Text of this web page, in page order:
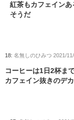
紅茶もカフェインあ
そうだ
18: 名無しのひみつ 2021/
コーヒーは1日2杯ま
カフェイン抜きのデ